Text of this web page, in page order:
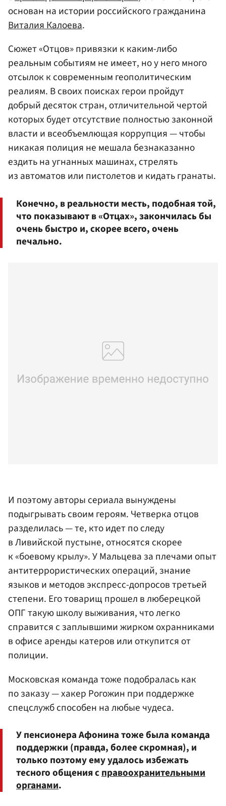
основан на истории российского гражданина
Виталия Калоева.
Сюжет «Отцов» привязки к каким-либо
реальным событиям не имеет, но у него много
отсылок к современным геополитическим
реалиям. В своих поисках герои пройдут
добрый десяток стран, отличительной чертой
которых будет отсутствие полностью законной
власти и всеобъемлющая коррупция — чтобы
никакая полиция не мешала безнаказанно
ездить на угнанных машинах, стрелять
из автоматов или пистолетов и кидать гранаты.
Конечно, в реальности месть, подобная той,
что показывают в «Отцах», закончилась бы
очень быстро и, скорее всего, очень
печально.
И поэтому авторы сериала вынуждены
подыгрывать своим героям. Четверка отцов
разделилась — те, кто идет по следу
в Ливийской пустыне, относятся скорее
к «боевому крылу». У Мальцева за плечами опыт
антитеррористических операций, знание
языков и методов экспресс-допросов третьей
степени. Его товарищ прошел в люберецкой
ОПГ такую школу выживания, что легко
справится с заплывшими жирком охранниками
в офисе аренды катеров или откупится от
полиции.
Московская команда тоже подобралась как
по заказу — хакер Рогожин при поддержке
спецслужб способен на любые чудеса.
У пенсионера Афонина тоже была команда
поддержки (правда, более скромная), и
только поэтому ему удалось избежать
тесного общения справоохранительными
органами.